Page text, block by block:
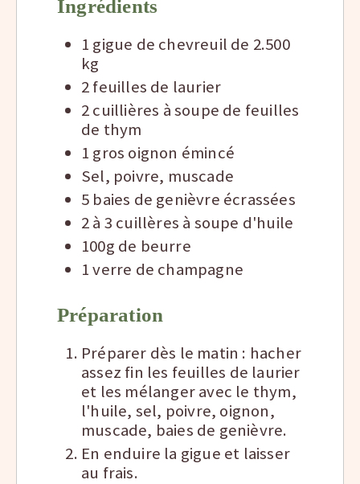
Ingrédients
1 gigue de chevreuil de 2.500
kg
2 feuilles de laurier
2 cuillières à soupe de feuilles
de thym
1 gros oignon émincé
Sel, poivre, muscade
5 baies de genièvre écrassées
2 à 3 cuillères à soupe d'huile
100g de beurre
1 verre de champagne
Préparation
Préparer dès le matin : hacher
assez fin les feuilles de laurier
et les mélanger avec le thym,
l'huile, sel, poivre, oignon,
muscade, baies de genièvre.
En enduire la gigue et laisser
au frais.